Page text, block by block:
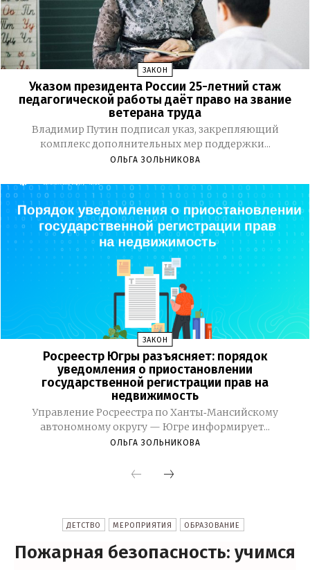
ЗАКОН
Указом президента России 25-летний стаж
педагогической работы даёт право на звание
ветерана труда
Владимир Путин подписал указ, закрепляющий
комплекс дополнительных мер поддержки...
ОЛЬГА ЗОЛЬНИКОВА
ЗАКОН
Росреестр Югры разъясняет: порядок
уведомления о приостановлении
государственной регистрации прав на
недвижимость
Управление Росреестра по Ханты‑Мансийскому
автономному округу — Югре информирует...
ОЛЬГА ЗОЛЬНИКОВА